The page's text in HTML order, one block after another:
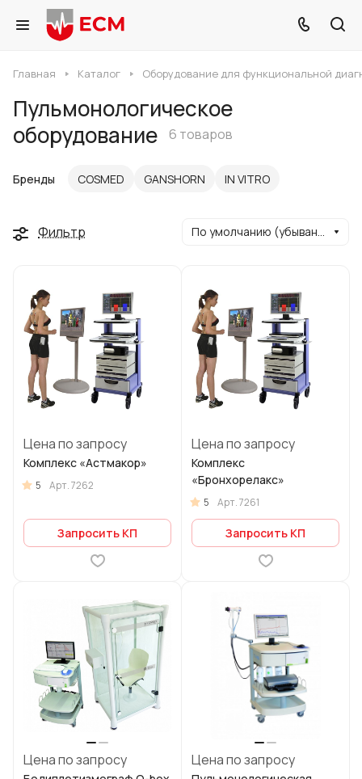
Главная Каталог Оборудование для функциональной
Пульмонологическое
оборудование
6 товаров
Бренды COSMED GANSHORN IN VITRO
Фильтр По умолчанию (убывание)
Цена по запросу
Комплекс «Астмакор»
5 Арт.7262
Запросить КП
Цена по запросу
Комплекс
«Бронхорелакс»
5 Арт.7261
Запросить КП
Цена по запросу Цена по запросу